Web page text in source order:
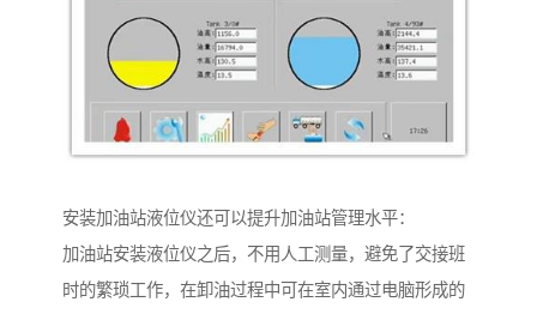
安装加油站液位仪还可以提升加油站管理水平：
加油站安装液位仪之后，不用人工测量，避免了交接班
时的繁琐工作，在卸油过程中可在室内通过电脑形成的